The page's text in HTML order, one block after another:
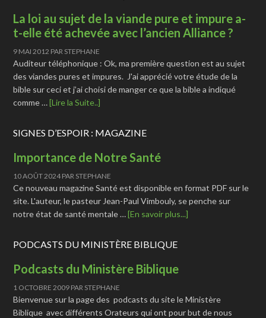
La loi au sujet de la viande pure et impure a-
t-elle été achevée avec l’ancien Alliance ?
9 MAI 2012 PAR STEPHANE
Auditeur téléphonique : Ok, ma première question est au sujet
des viandes pures et impures. J'ai apprécié votre étude de la
bible sur ceci et j’ai choisi de manger ce que la bible a indiqué
comme …[Lire la Suite..]
SIGNES D’ESPOIR : MAGAZINE
Importance de Notre Santé
10 AOÛT 2024PAR STEPHANE
Ce nouveau magazine Santé est disponible en format PDF sur le
site. L'auteur, le pasteur Jean-Paul Vimbouly, se penche sur
notre état de santé mentale …[En savoir plus...]
PODCASTS DU MINISTÈRE BIBLIQUE
Podcasts du Ministère Biblique
1 OCTOBRE 2009 PAR STEPHANE
Bienvenue sur la page des podcasts du site le Ministère
Biblique avec différents Orateurs qui ont pour but de nous